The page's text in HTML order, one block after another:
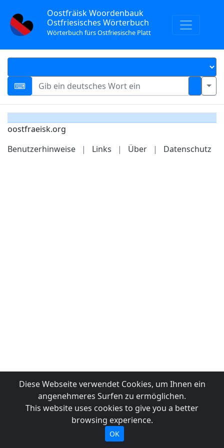
Oostfräisk Woordenbauk
Ostfriesisches Wörterbuch
Wörterbuch fürs Ostfriesische Platt
oostfraeisk.org
Benutzerhinweise
| Links | Über | Datenschutz
Diese Webseite verwendet Cookies, um Ihnen ein
angenehmeres Surfen zu ermöglichen.
This website uses cookies to give you a better
browsing experience.
OK